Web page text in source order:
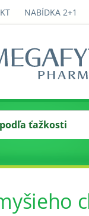
NABÍDKA 2+1
podľa ťažkosti